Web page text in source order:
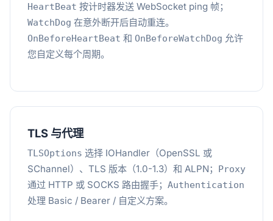
HeartBeat 按计时器发送 WebSocket ping 帧；
WatchDog 在意外断开后自动重连。
OnBeforeHeartBeat 和 OnBeforeWatchDog 允许
您自定义每个周期。
TLS 与代理
TLSOptions 选择 IOHandler（OpenSSL 或
SChannel）、TLS 版本（1.0-1.3）和 ALPN； Proxy
通过 HTTP 或 SOCKS 路由握手； Authentication
处理 Basic / Bearer / 自定义方案。